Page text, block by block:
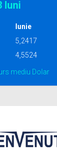
luni
Iunie
5,2417
4,5524
mediu Dolar